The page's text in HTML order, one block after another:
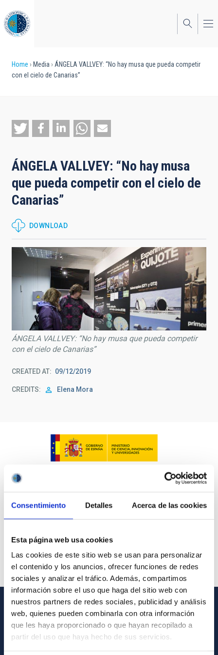
Consentimiento Detalles Acerca de las cookies
Esta página web usa cookies
Las cookies de este sitio web se usan para personalizar
el contenido y los anuncios, ofrecer funciones de redes
sociales y analizar el tráfico. Además, compartimos
información sobre el uso que haga del sitio web con
nuestros partners de redes sociales, publicidad y análisis
web, quienes pueden combinarla con otra información
que les haya proporcionado o que hayan recopilado a
partir del uso que haya hecho de sus servicios.
to
main
content
Breadcrumb
Home Media
ÁNGELA VALLVEY: “No hay musa que pueda competir
con el cielo de Canarias”
ÁNGELA VALLVEY: “No hay musa
que pueda competir con el cielo de
Canarias”
DOWNLOAD
ÁNGELA VALLVEY: “No hay musa que pueda competir
con el cielo de Canarias”
CREATED AT 09/12/2019
CREDITS Elena Mora
GENERAL INFORMATION
Contact
How to get to the IAC